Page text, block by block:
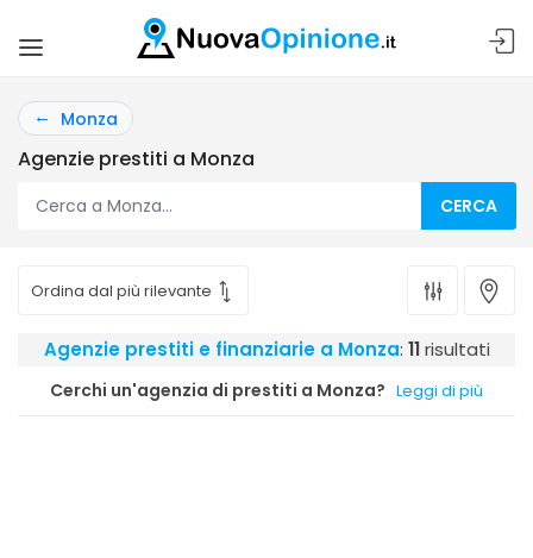
Monza
Agenzie prestiti a Monza
CERCA
Agenzie prestiti e finanziarie a Monza: 11risultati
Cerchi un'agenzia di prestiti a Monza? Leggi di più